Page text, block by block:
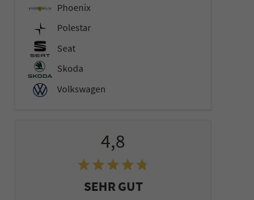
Phoenix
Polestar
Seat
Skoda
Volkswagen
4,8
SEHR GUT